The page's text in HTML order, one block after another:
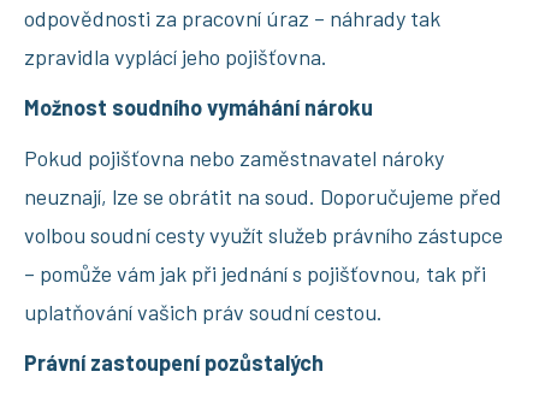
odpovědnosti za pracovní úraz – náhrady tak
zpravidla vyplácí jeho pojišťovna.
Možnost soudního vymáhání nároku
Pokud pojišťovna nebo zaměstnavatel nároky
neuznají, lze se obrátit na soud. Doporučujeme před
volbou soudní cesty využít služeb právního zástupce
– pomůže vám jak při jednání s pojišťovnou, tak při
uplatňování vašich práv soudní cestou.
Právní zastoupení pozůstalých